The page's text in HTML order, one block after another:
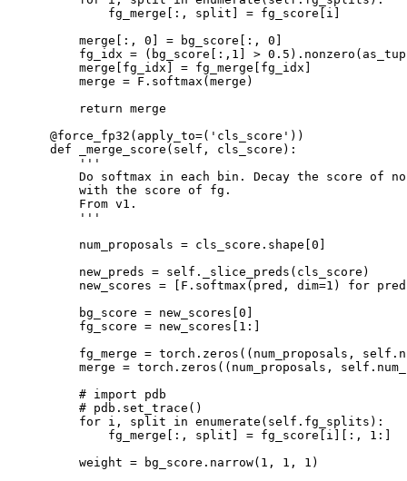
            fg_merge
:, split = fg_score i
        merge
:, 0 = bg_score :, 0
        fg_idx
= ( bg_score :,1 > 0.5 ) .nonzero (
        merge
fg_idx = fg_merge fg_idx
        merge
= F.softmax ( merge )
return merge
    @force_fp32
( apply_to=( 'cls_score' ))
    def _merge_score
( self, cls_score ) :
'' '
        Do softmax
in each bin. Decay the score of
        with the score of fg.
        From v1.
'' '
        num_proposals
= cls_score.shape 0
        new_preds
= self._slice_preds ( cls_score )
        new_scores
= F.softmax ( pred, dim=1 ) for pred
        bg_score
= new_scores 0
        fg_score
= new_scores 1 :
        fg_merge
= torch.zeros (( num_proposals ,
        merge
= torch.zeros (( num_proposals ,
# import pdb
# pdb.set_trace()
for i, split in enumerate ( self.fg_splits ) :
            fg_merge
:, split = fg_score i :, 1 :
        weight
= bg_score.narrow( 1 , 1 , 1 )